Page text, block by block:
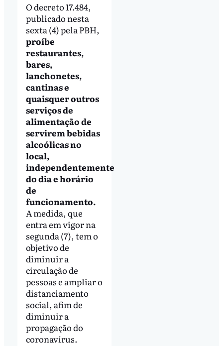
O decreto 17.484,
publicado nesta
sexta (4) pela PBH,
proíbe
restaurantes,
bares,
lanchonetes,
cantinas e
quaisquer outros
serviços de
alimentação de
servirem bebidas
alcoólicas no
local,
independentemente
do dia e horário
de
funcionamento.
A medida, que
entra em vigor na
segunda (7), tem o
objetivo de
diminuir a
circulação de
pessoas e ampliar o
distanciamento
social, afim de
diminuir a
propagação do
coronavírus.